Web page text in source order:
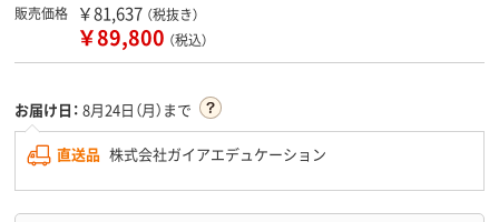
販売価格 ￥81,637 （税抜き）
￥89,800 （税込）
お届け日： 8月24日（月）まで
直送品 株式会社ガイアエデュケーション